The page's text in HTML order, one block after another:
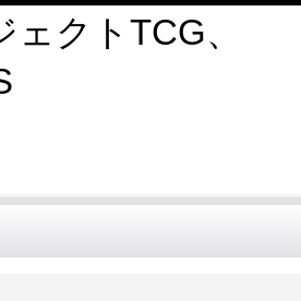
クトTCG、